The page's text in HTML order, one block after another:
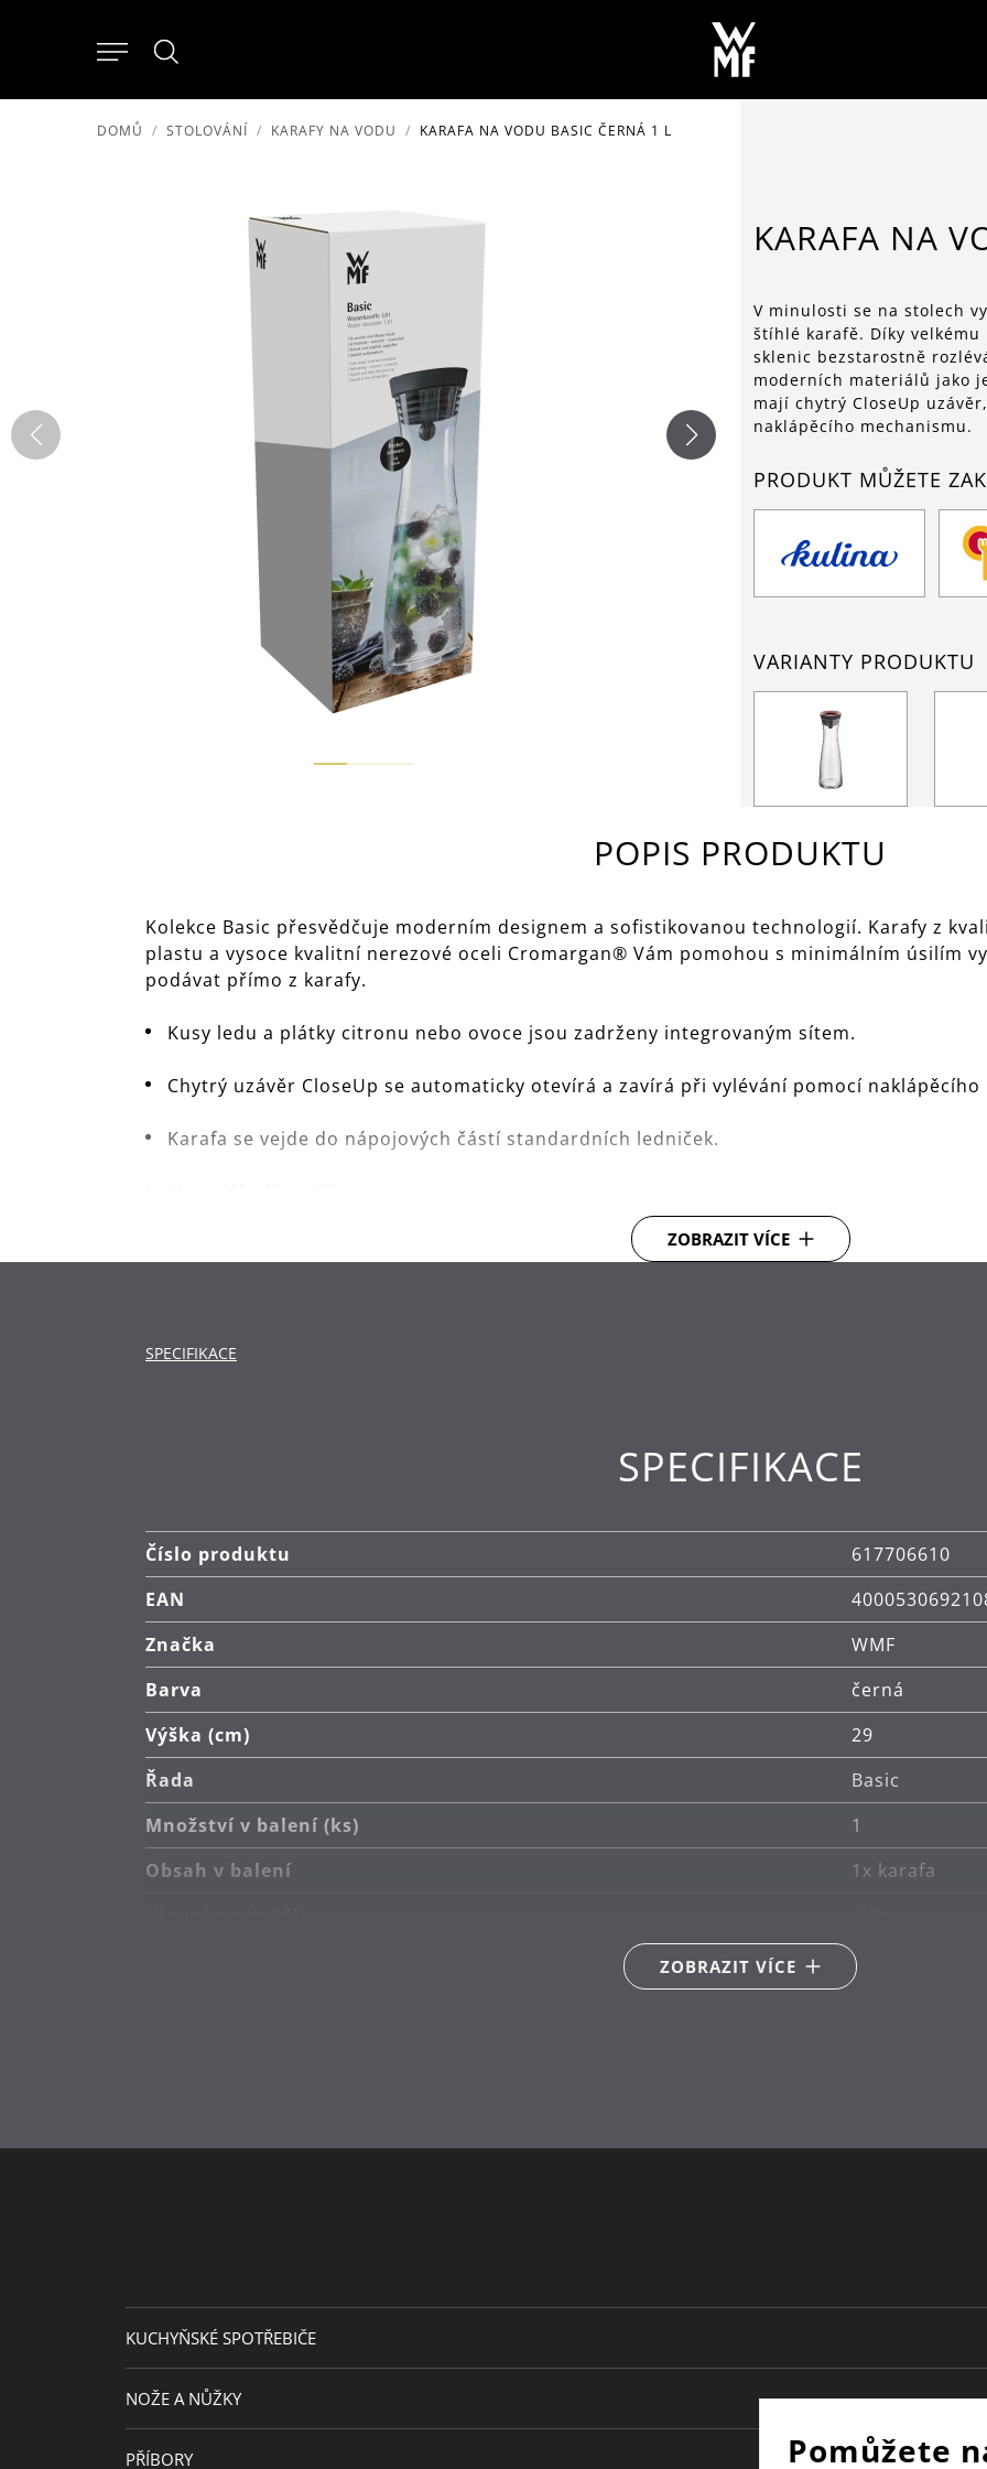
DOMŮ STOLOVÁNÍ KARAFY NA VODU KARAFA NA VODU BASIC ČERNÁ 1 L
KARAFA NA
V minulosti se na stolech
štíhlé karafě. Díky
sklenic bezstarostně
moderních materiálů jako
mají chytrý CloseUp
naklápěcího mechanismu.
PRODUKT MŮŽETE
VARIANTY PRODUKTU
POPIS PRODUKTU
Kolekce Basic přesvědčuje moderním designem a sofistikovanou technologií. Karafy z
plastu a vysoce kvalitní nerezové oceli Cromargan® Vám pomohou s minimálním úsilím
podávat přímo z karafy.
Kusy ledu a plátky citronu nebo ovoce jsou zadrženy integrovaným sítem.
Chytrý uzávěr CloseUp se automaticky otevírá a zavírá při vylévání pomocí naklápěcího
Karafa se vejde do nápojových částí standardních ledniček.
Čištění: doporučuje se ruční mytí, ale uzávěr může být demontován a umyt v myčce.
ZOBRAZIT VÍCE
SPECIFIKACE
SPECIFIKACE
Číslo produktu
617706610
EAN
Značka
WMF
Barva
černá
Výška (cm)
29
Řada
Basic
Množství v balení (ks)
1
Obsah v balení
1x karafa
ruční mytí
ZOBRAZIT VÍCE
KUCHYŇSKÉ SPOTŘEBIČE
NOŽE A NŮŽKY
PŘÍBORY Pomůžete